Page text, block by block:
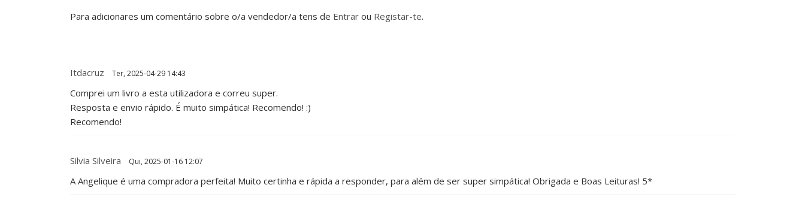
Para adicionares um comentário sobre o/a vendedor/a tens de Entrar ou Registar-te.
Itdacruz Ter, 2025-04-29 14:43
Comprei um livro a esta utilizadora e correu super.
Resposta e envio rápido. É muito simpática! Recomendo! :)
Recomendo!
Silvia Silveira Qui, 2025-01-16 12:07
A Angelique é uma compradora perfeita! Muito certinha e rápida a responder, para além de ser super simpática! Obrigada e Boas Leituras! 5*